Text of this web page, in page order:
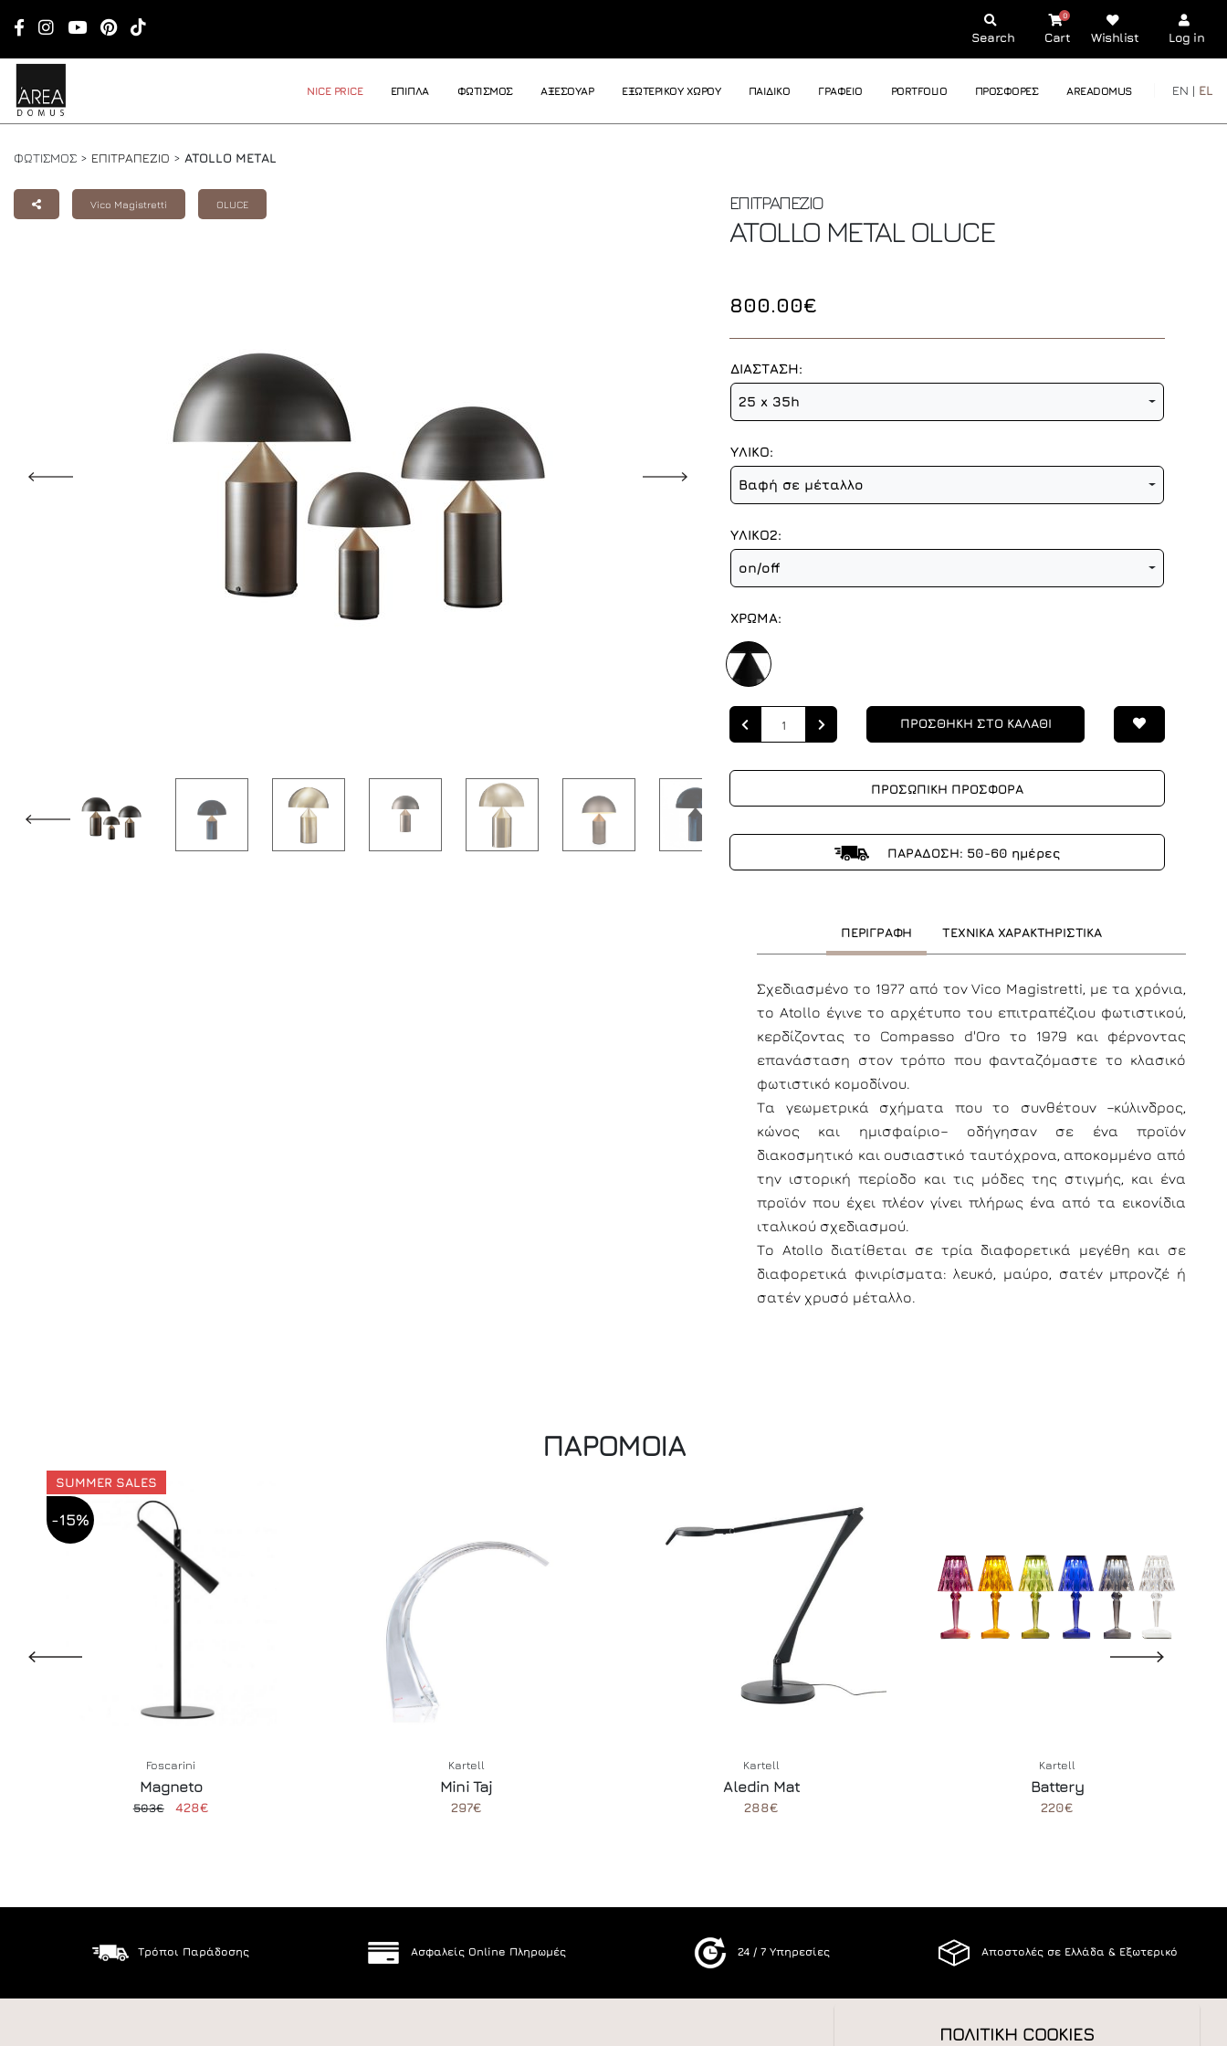
Search Cart
0
Wishlist Log in
NICE PRICE ΕΠΙΠΛΑ ΦΩΤΙΣΜΟΣ ΑΞΕΣΟΥΑΡ ΕΞΩΤΕΡΙΚΟΥ ΧΩΡΟΥ ΠΑΙΔΙΚΟ ΓΡΑΦΕΙΟ PORTFOLIO ΠΡΟΣΦΟΡΕΣ AREADOMUS EN | EL
ΦΩΤΙΣΜΟΣ > ΕΠΙΤΡΑΠΕΖΙΟ > ATOLLO METAL
Vico Magistretti OLUCE ΕΠΙΤΡΑΠΕΖΙΟ
ATOLLO METAL OLUCE
800.00€
ΔΙΑΣΤΑΣΗ:
25 x 35h
ΥΛΙΚΟ:
Βαφή σε μέταλλο
ΥΛΙΚΟ2:
on/off
ΧΡΩΜΑ:
ΠΡΟΣΘΗΚΗ ΣΤΟ ΚΑΛΑΘΙ
ΠΡΟΣΩΠΙΚΗ ΠΡΟΣΦΟΡΑ
ΠΑΡΑΔΟΣΗ: 50-60 ημέρες
ΠΕΡΙΓΡΑΦΗ ΤΕΧΝΙΚΑ ΧΑΡΑΚΤΗΡΙΣΤΙΚΑ
Σχεδιασμένο το 1977 από τον Vico Magistretti, με τα χρόνια,
το Atollo έγινε το αρχέτυπο του επιτραπέζιου φωτιστικού,
κερδίζοντας το Compasso d'Oro το 1979 και φέρνοντας
επανάσταση στον τρόπο που φανταζόμαστε το κλασικό
φωτιστικό κομοδίνου.
Τα γεωμετρικά σχήματα που το συνθέτουν –κύλινδρος,
κώνος και ημισφαίριο– οδήγησαν σε ένα προϊόν
διακοσμητικό και ουσιαστικό ταυτόχρονα, αποκομμένο από
την ιστορική περίοδο και τις μόδες της στιγμής, και ένα
προϊόν που έχει πλέον γίνει πλήρως ένα από τα εικονίδια
ιταλικού σχεδιασμού.
Το Atollo διατίθεται σε τρία διαφορετικά μεγέθη και σε
διαφορετικά φινιρίσματα: λευκό, μαύρο, σατέν μπρονζέ ή
σατέν χρυσό μέταλλο.
ΠΑΡΟΜΟΙΑ
SUMMER SALES
-15%
Foscarini
Magneto
503€ 428€
Kartell
Mini Taj
297€
Kartell
Aledin Mat
288€
Kartell
Battery
220€
Τρόποι Παράδοσης Ασφαλείς Online Πληρωμές 24 / 7 Υπηρεσίες Αποστολές σε Ελλάδα & Εξωτερικό
ΠΟΛΙΤΙΚΗ COOKIES